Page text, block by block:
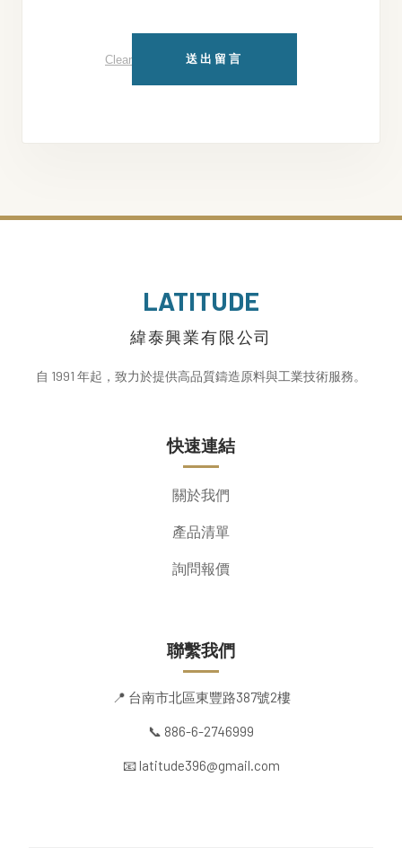
送出留言
LATITUDE
緯泰興業有限公司
自 1991 年起，致力於提供高品質鑄造原料與工業技術服務。
快速連結
關於我們
產品清單
詢問報價
聯繫我們
📍 台南市北區東豐路387號2樓
📞 886-6-2746999
📧 latitude396@gmail.com